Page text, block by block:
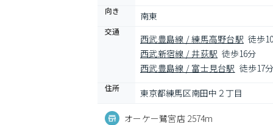
向き 南東
交通
西武豊島線 / 練馬高野台駅 徒歩
西武新宿線 / 井荻駅 徒歩16分
西武豊島線 / 富士見台駅 徒歩17分
住所 東京都練馬区南田中２丁目
オーケー鷺宮店 2574m